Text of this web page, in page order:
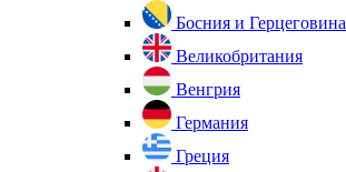
Босния и Герцеговина
Великобритания
Венгрия
Германия
Греция